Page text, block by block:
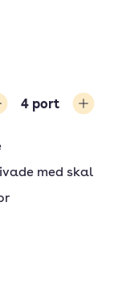
4 port
med skal